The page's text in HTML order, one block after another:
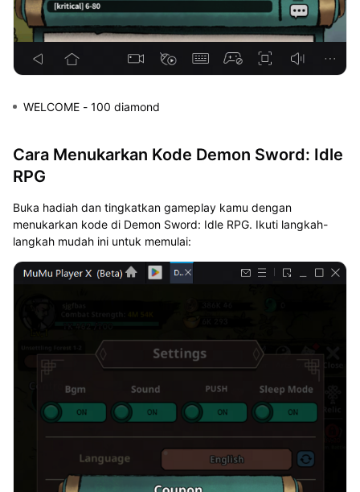
WELCOME- 100 diamond
Cara Menukarkan Kode Demon Sword: Idle
RPG
Buka hadiah dan tingkatkan gameplay kamu dengan
menukarkan kode di Demon Sword: Idle RPG. Ikuti langkah-
langkah mudah ini untuk memulai: